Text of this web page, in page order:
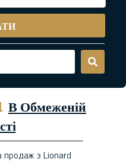
В Обмеженій
продаж з Lionard